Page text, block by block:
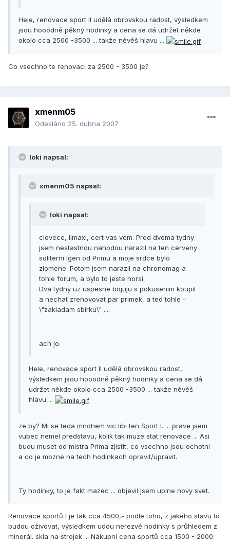
Hele, renovace sport II udělá obrovskou radost, výsledkem
jsou hooodně pěkný hodinky a cena se dá udržet někde
okolo cca 2500 -3500 ... takže něvěš hlavu ...
Co vsechno te renovaci za 2500 - 3500 je?
xmenm05
Odesláno 25. dubna 2007
loki napsal:
xmenm05 napsal:
loki napsal:
clovece, limaxi, cert vas vem. Pred dvema tydny
jsem nestastnou nahodou narazil na ten cerveny
soliterni Igen od Primu a moje srdce bylo
zlomene. Potom jsem narazil na chronomag a
tohle forum, a bylo to jeste horsi.
Dva tydny uz uspesne bojuju s pokusenim koupit
a nechat zrenovovat par primek, a ted tohle -
\"zakladam sbirku\" ....
ach jo.
Hele, renovace sport II udělá obrovskou radost,
výsledkem jsou hooodně pěkný hodinky a cena se dá
udržet někde okolo cca 2500 -3500 ... takže něvěš
hlavu ...
ze by? Mi se teda mnohem vic libi ten Sport I. ... prave jsem
vubec nemel predstavu, kolik tak muze stat renovace ... Asi
budu muset od mistra Prima zjistit, co vsechno jsou ochotni
a co je mozne na tech hodinkach opravit/upravit.
Ty hodinky, to je fakt mazec ... objevil jsem uplne novy svet.
Renovace sportů I je tak cca 4500,- podle toho, z jakého stavu to
budou oživovat, výsledkem udou nerezvé hodinky s průhledem z
minerál. skla na strojek ... Nákupní cena sportů cca 1500 - 2000.